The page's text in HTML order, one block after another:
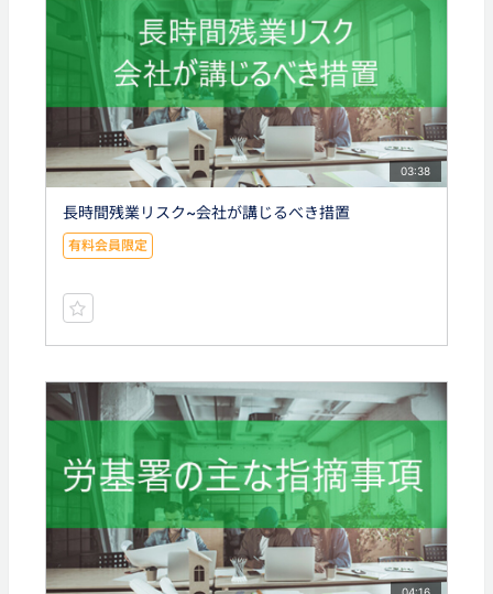
03:38
長時間残業リスク~会社が講じるべき措置
有料会員限定